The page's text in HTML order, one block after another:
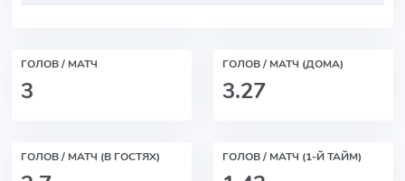
ГОЛОВ / МАТЧ
3
ГОЛОВ / МАТЧ (ДОМА)
3.27
ГОЛОВ / МАТЧ (В ГОСТЯХ) ГОЛОВ / МАТЧ (1-Й ТАЙМ)